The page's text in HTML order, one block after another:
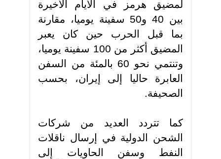
لمضيق هرمز في الأيام الأخيرة
بين 40 و50 سفينة يوميا، مقارنة
بما قبل الحرب حين كان يعبر
المضيق أكثر من 100 سفينة يوميا،
وتنتمي نحو 60 بالمئة من السفن
العابرة حاليا إلى إيران، بحسب
الصحيفة.
كما تتردد العديد من شركات
الشحن الدولية في إرسال ناقلات
النفط وسفن الحاويات إلى